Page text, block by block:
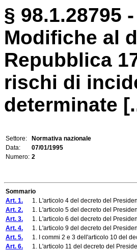
§ 98.1.28795
Modifiche al
Repubblica
rischi di
determinate
Settore:
Normativa nazionale
Data:
07/01/1995
Numero: 2
Sommario
Art. 1. 1. L'articolo 4 del decreto del
Art. 2. 1. L'articolo 5 del decreto del
Art. 3. 1. L'articolo 6 del decreto del
Art. 4. 1. L'articolo 9 del decreto del
Art. 5. 1. I commi 2 e 3 dell'articolo 10 del
Art. 6. 1. L'articolo 11 del decreto del